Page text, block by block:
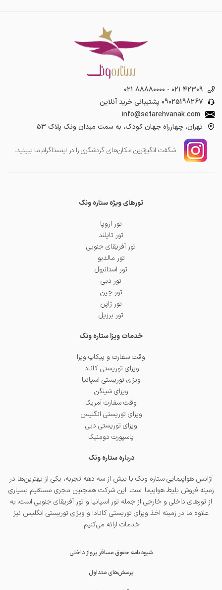
۰۲۱ ۸۸۸۸۰۰۰۰ - ۰۲۱ ۴۲۳۰۹
09025198267 پشتیبانی خرید آنلاین
info@setarehvanak.com
تهران، چهارراه جهان کودک، به سمت میدان ونک پلاک ۵۳
شگفت انگیز‌ترین مکان‌های گردشگری را در اینستاگرام ما ببینید.
تورهای ویژه ستاره ونک
تور اروپا
تور تایلند
تور آفریقای جنوبی
تور مالدیو
تور استانبول
تور دبی
تور چین
تور ژاپن
تور برزیل
خدمات ویزا ستاره ونک
وقت سفارت و پیکاپ ویزا
ویزای توریستی کانادا
ویزای توریستی اسپانیا
ویزای شینگن
وقت سفارت آمریکا
ویزای توریستی انگلیس
ویزای توریستی دبی
پاسپورت دومنیکا
درباره ستاره ونک
آژانس هواپیمایی ستاره ونک با بیش از سه دهه تجربه، یکی از بهترین‌ها در
زمینه فروش بلیط هواپیما است. این شرکت همچنین مجری مستقیم بسیاری
از تورهای داخلی و خارجی از جمله تور اسپانیا و تور آفریقای جنوبی است. به
علاوه ما در زمینه اخذ ویزای توریستی کانادا و ویزای توریستی انگلیس نیز
خدمات ارائه می‌کنیم.
شیوه نامه حقوق مسافر پرواز داخلی
پرسش‌های متداول